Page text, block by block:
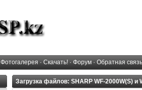
Фотогалерея · Скачать! · Форум · Обратная связь
Загрузка файлов: SHARP WF-2000W(S) и